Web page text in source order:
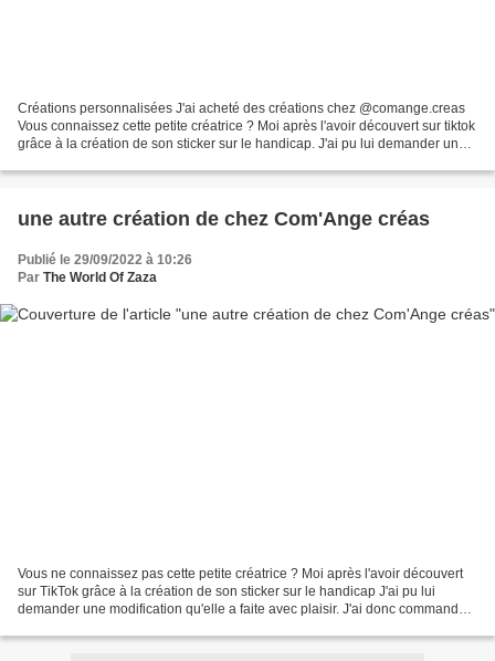
Créations personnalisées J'ai acheté des créations chez @comange.creas
Vous connaissez cette petite créatrice ? Moi après l'avoir découvert sur tiktok
grâce à la création de son sticker sur le handicap. J'ai pu lui demander une
une autre création de chez Com'Ange créas
Publié le 29/09/2022 à 10:26
Par The World Of Zaza
Vous ne connaissez pas cette petite créatrice ? Moi après l'avoir découvert
sur TikTok grâce à la création de son sticker sur le handicap J'ai pu lui
demander une modification qu'elle a faite avec plaisir. J'ai donc commandé